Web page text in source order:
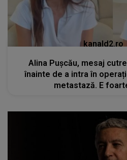
kanald2.ro
Alina Pușcău, mesaj
înainte de a intra în
metastază. E